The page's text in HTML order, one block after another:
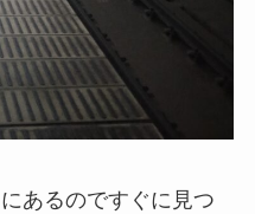
あるのですぐに見つ